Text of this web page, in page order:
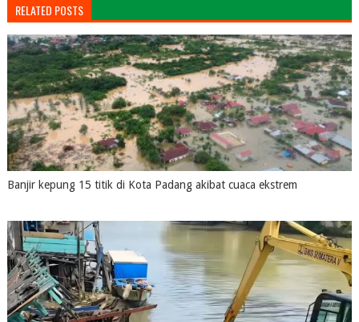
RELATED POSTS
Banjir kepung 15 titik di Kota Padang akibat cuaca ekstrem